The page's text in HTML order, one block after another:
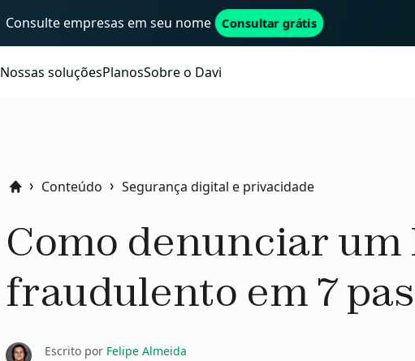
Consulte empresas em seu nome Consultar grátis
Nossas soluçõesPlanosSobre o Davi
HomeConteúdo Segurança digital e privacidade
Como denunciar um
fraudulento em 7
Escrito por Felipe Almeida